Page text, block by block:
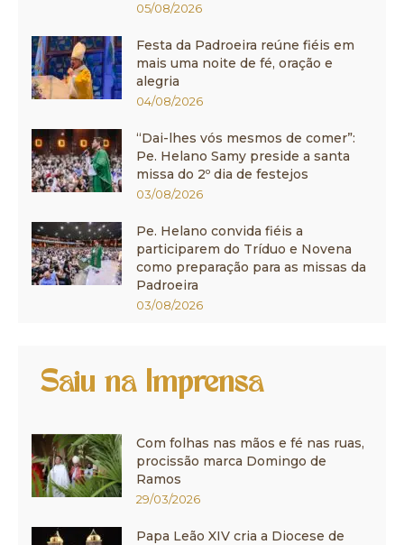
05/08/2026
Festa da Padroeira reúne fiéis em
mais uma noite de fé, oração e
alegria
04/08/2026
“Dai-lhes vós mesmos de comer”:
Pe. Helano Samy preside a santa
missa do 2º dia de festejos
03/08/2026
Pe. Helano convida fiéis a
participarem do Tríduo e Novena
como preparação para as missas da
Padroeira
03/08/2026
Saiu na Imprensa
Com folhas nas mãos e fé nas ruas,
procissão marca Domingo de
Ramos
29/03/2026
Papa Leão XIV cria a Diocese de